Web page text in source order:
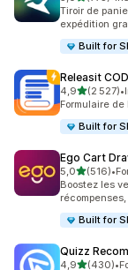
773 avis au
Tiroir de
expédition
Built for
Releasit
4,9étoile(s)
(2 527)
2527 avis au•
Formulaire de
Built for
Ego Cart
5,0étoile(s)
(516)
516 avis au•
Boostez les
Built for
Quizz
4,9étoile(s)
(430)•